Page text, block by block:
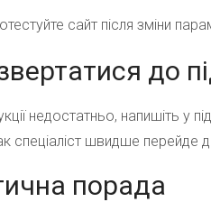
сайт після зміни
до
недостатньо, напишіть у
спеціаліст швидше перейде
порада